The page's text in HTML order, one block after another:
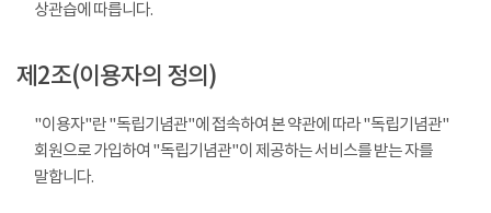
상관습에 따릅니다.
제2조(이용자의 정의)
"이용자"란 "독립기념관"에 접속하여 본 약관에 따라 "독립기념관"
회원으로 가입하여 "독립기념관"이 제공하는 서비스를 받는 자를
말합니다.